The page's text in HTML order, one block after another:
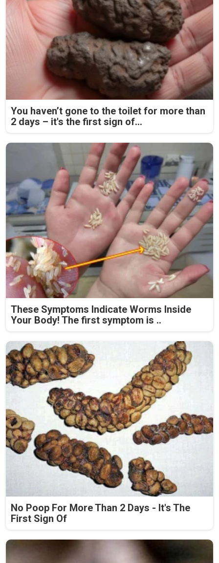
You haven’t gone to the toilet for more than
2 days – it's the first sign of...
These Symptoms Indicate Worms Inside
Your Body! The first symptom is ..
No Poop For More Than 2 Days - It's The
First Sign Of